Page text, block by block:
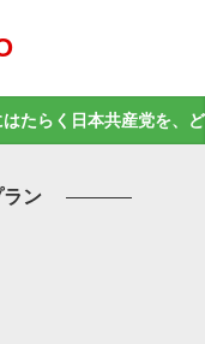
たらく日本共産党を、
ン